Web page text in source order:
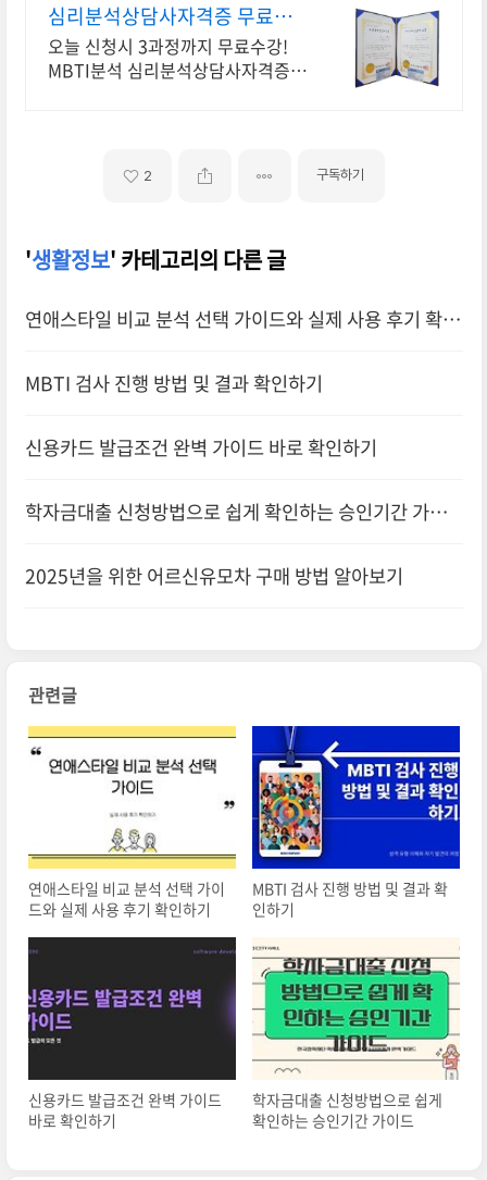
심리분석상담사자격증 무료수
강 (무료수강)MBTI분석법
오늘 신청시 3과정까지 무료수강!
MBTI분석 심리분석상담사자격증
2 구독하기
'생활정보' 카테고리의 다른 글
연애스타일 비교 분석 선택 가이드와 실제 사용 후기 확인
MBTI 검사 진행 방법 및 결과 확인하기
신용카드 발급조건 완벽 가이드 바로 확인하기
학자금대출 신청방법으로 쉽게 확인하는 승인기간 가이
2025년을 위한 어르신유모차 구매 방법 알아보기
관련글
연애스타일 비교 분석 선택 가이
드와 실제 사용 후기 확인하기
MBTI 검사 진행 방법 및 결과 확
인하기
신용카드 발급조건 완벽 가이드
바로 확인하기
학자금대출 신청방법으로 쉽게
확인하는 승인기간 가이드